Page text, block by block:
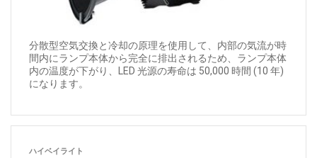
分散型空気交換と冷却の原理を使用して、内部の気流が時
間内にランプ本体から完全に排出されるため、ランプ本体
内の温度が下がり、LED 光源の寿命は 50,000 時間 (10 年)
になります。
ハイベイライト